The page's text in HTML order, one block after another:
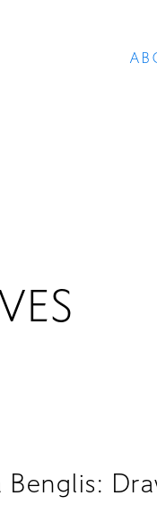
Benglis: